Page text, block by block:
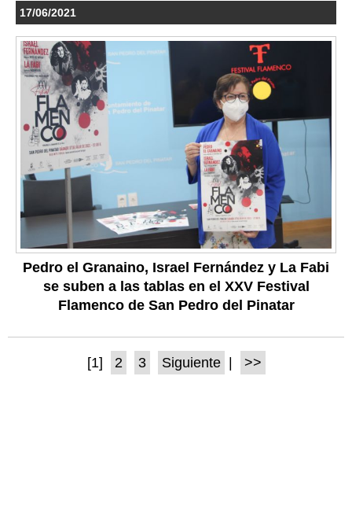
17/06/2021
Pedro el Granaino, Israel Fernández y La Fabi
se suben a las tablas en el XXV Festival
Flamenco de San Pedro del Pinatar
[1] 2 3 Siguiente | >>